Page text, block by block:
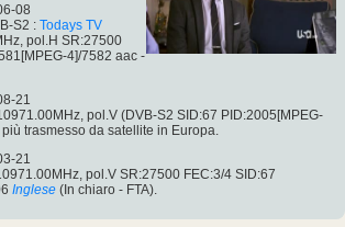
08
S2 : Todays TV
pol.H SR:27500
4]/7582 aac -
21
pol.V (DVB-S2 SID:67 PID:2005[MPEG-
trasmesso da satellite in Europa.
21
pol.V SR:27500 FEC:3/4 SID:67
Inglese (In chiaro - FTA).